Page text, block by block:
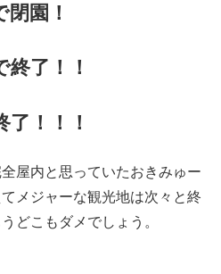
園！
了！！
！！！
屋内と思っていたおきみゅー
メジャーな観光地は次々と終
どこもダメでしょう。